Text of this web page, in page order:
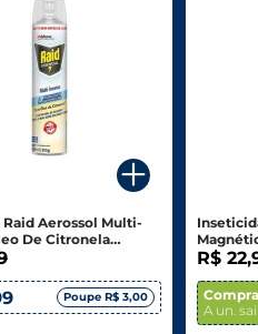
Aerossol Multi-
De Citronela
420ml Spray
Poupe R$ 3,00
360ml
R$
A un.